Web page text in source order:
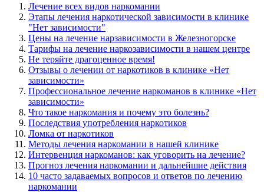
Лечение всех видов наркомании
Этапы лечения наркотической зависимости в клинике
"Нет зависимости"
Цены на лечение нарзависимости в Железногорске
Тарифы на лечение наркозависимости в нашем центре
Не теряйте драгоценное время!
Отзывы о лечении от наркотиков в клинике «Нет
зависимости»
Профессиональное лечение наркоманов в клинике «Нет
зависимости»
Что такое наркомания и почему это болезнь?
Последствия употребления наркотиков
Ломка от наркотиков
Методы лечения наркомании в нашей клинике
Интервенция наркоманов: как уговорить на лечение?
Прогноз лечения наркомании и дальнейшие действия
10 часто задаваемых вопросов и ответов по лечению
наркомании